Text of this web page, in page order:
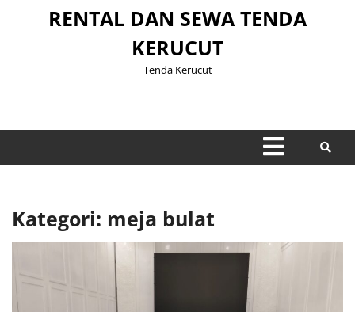
RENTAL DAN SEWA TENDA
KERUCUT
Tenda Kerucut
Open
Menu
Kategori: meja bulat